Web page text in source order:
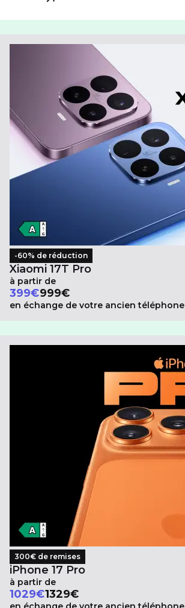
-60% de réduction
Xiaomi 17T Pro
à partir de
399€Au lieu de
999€
en échange de votre ancien téléphone
300€ de remises
iPhone 17 Pro
à partir de
1029€Au lieu de
1329€